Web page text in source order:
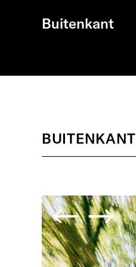
Buitenkant
BUITENKANT